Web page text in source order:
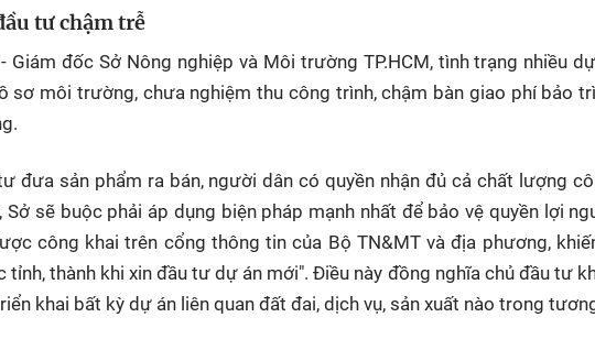
tư chậm trễ
Giám đốc Sở Nông nghiệp và Môi trường TP.HCM, tình trạng nhiều
sơ môi trường, chưa nghiệm thu công trình, chậm bàn giao phí bảo
đưa sản phẩm ra bán, người dân có quyền nhận đủ cả chất lượng
Sở sẽ buộc phải áp dụng biện pháp mạnh nhất để bảo vệ quyền lợi
công khai trên cổng thông tin của Bộ TN&MT và địa phương,
thành khi xin đầu tư dự án mới". Điều này đồng nghĩa chủ đầu tư
khai bất kỳ dự án liên quan đất đai, dịch vụ, sản xuất nào trong